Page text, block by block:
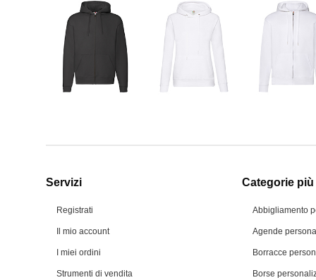
Servizi
Registrati
Il mio account
I miei ordini
Strumenti di vendita
Categorie
Abbigliamento
Agende
Borracce
Borse